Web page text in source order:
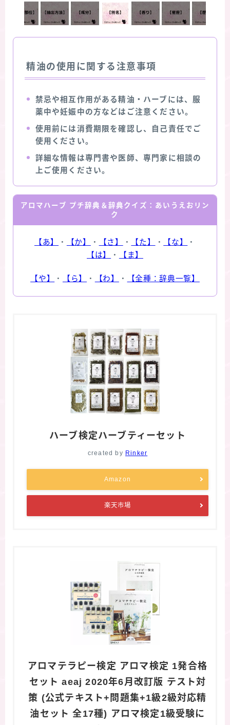
精油の使用に関する注意事項
禁忌や相互作用がある精油・ハーブには、服
薬中や妊娠中の方などはご注意ください。
使用前には消費期限を確認し、自己責任でご
使用ください。
詳細な情報は専門書や医師、専門家に相談の
上ご使用ください。
アロマハーブ プチ辞典＆辞典クイズ：あいうえおリン
ク
【あ】 ・ 【か】 ・ 【さ】 ・ 【た】 ・ 【な】
・
【は】
・ 【ま】
【や】 ・ 【ら】 ・ 【わ】 ・ 【全種：辞典一覧】
ハーブ検定ハーブティーセット
created by Rinker
Amazon
楽天市場
アロマテラピー検定 アロマ検定 1発合格
セット aeaj 2020年6月改訂版 テスト対
策 (公式テキスト+問題集+1級2級対応精
油セット 全17種) アロマ検定1級受験に